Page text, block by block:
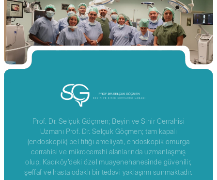
Prof. Dr. Selçuk Göçmen; Beyin ve Sinir Cerrahisi
Uzmanı Prof. Dr. Selçuk Göçmen; tam kapalı
(endoskopik) bel fıtığı ameliyatı, endoskopik omurga
cerrahisi ve mikrocerrahi alanlarında uzmanlaşmış
olup, Kadıköy’deki özel muayenehanesinde güvenilir,
şeffaf ve hasta odaklı bir tedavi yaklaşımı sunmaktadır.